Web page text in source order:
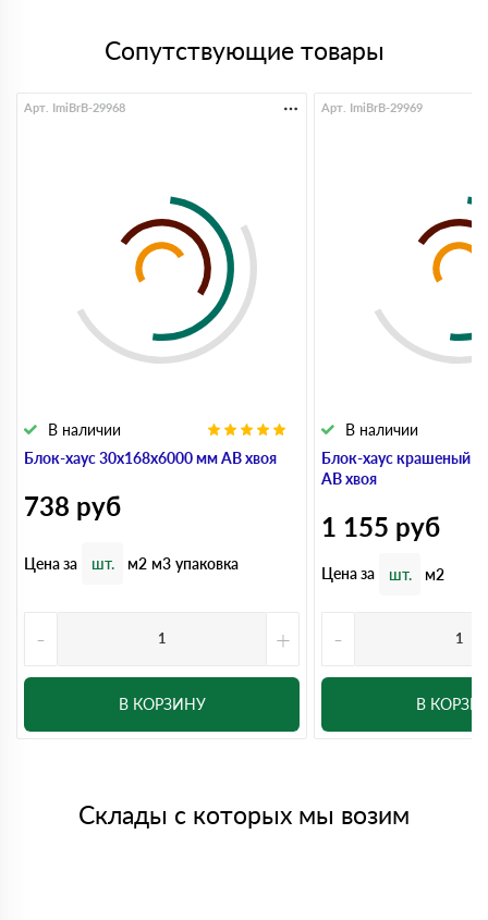
Сопутствующие товары
Блок-хаус 30x168x6000 мм АВ хвоя
В наличии
Арт. ImiBrB-29968
738 руб
Цена за шт. м2 м3 упаковка
- +
В КОРЗИНУ
Блок-хаус крашеный
АВ хвоя
В наличии
Арт. ImiBrB-29969
1 155 руб
Цена за шт. м2
-
В
Склады с которых мы возим